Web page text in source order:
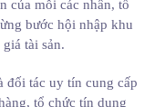
của mỗi các nhân, tổ
bước hội nhập khu
tài sản.
đối tác uy tín cung cấp
tổ chức tín dụng